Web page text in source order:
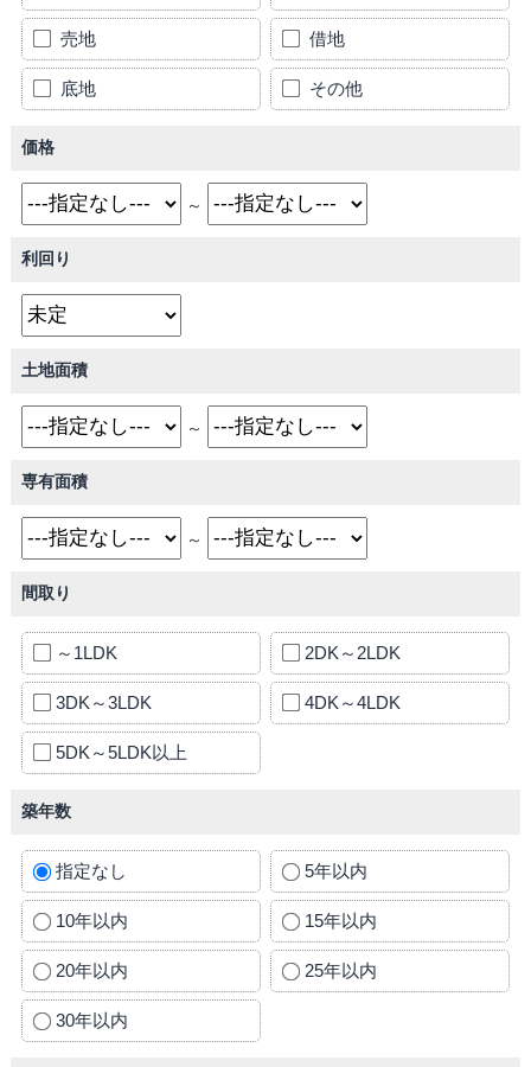
売地 借地
底地 その他
価格
～
利回り
土地面積
～
専有面積
～
間取り
～1LDK 2DK～2LDK
3DK～3LDK 4DK～4LDK
5DK～5LDK以上
築年数
指定なし 5年以内
10年以内 15年以内
20年以内 25年以内
30年以内